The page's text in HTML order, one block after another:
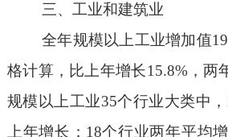
三、工业和建筑业
全年规模以上工业增加值
格计算，比上年增长15.8%，两
规模以上工业35个行业大类中，
上年增长 ； 18个行业两年平均